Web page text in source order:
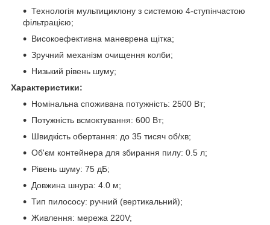
Технологія мультициклону з системою 4-ступінчастою
фільтрацією;
Високоефективна маневрена щітка;
Зручний механізм очищення колби;
Низький рівень шуму;
Характеристики:
Номінальна споживана потужність: 2500 Вт;
Потужність всмоктування: 600 Вт;
Швидкість обертання: до 35 тисяч об/хв;
Об'єм контейнера для збирання пилу: 0.5 л;
Рівень шуму: 75 дБ;
Довжина шнура: 4.0 м;
Тип пилососу: ручний (вертикальний);
Живлення: мережа 220V;